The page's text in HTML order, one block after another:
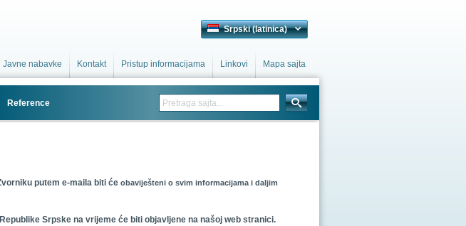
Reference
Srpski (latinica)
Javne nabavke Kontakt Pristup informacijama Linkovi Mapa sajta
putem e-maila biti će obaviješteni o svim informacijama i daljim
Srpske na vrijeme će biti objavljene na našoj web stranici.